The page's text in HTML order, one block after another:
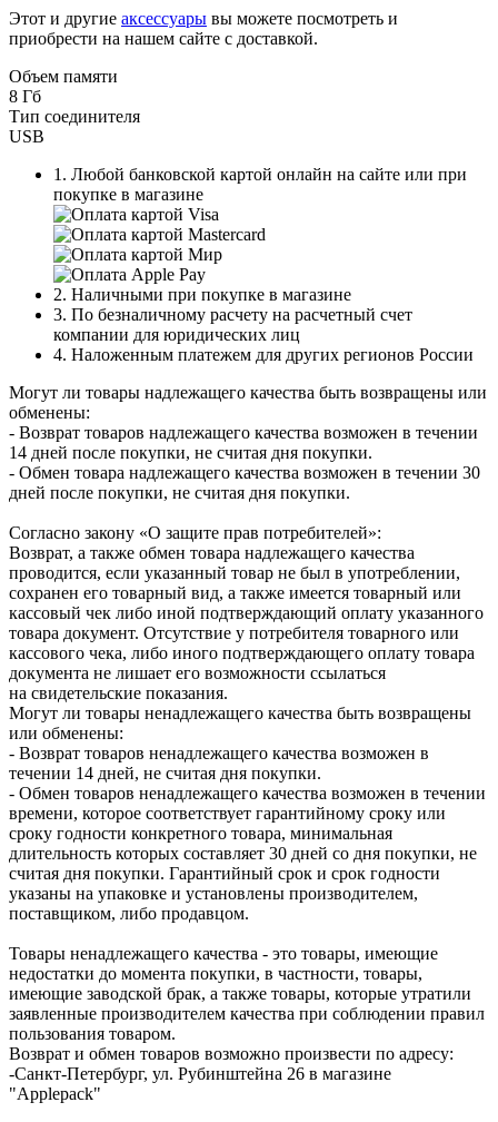
Этот и другие аксессуары вы можете посмотреть и
приобрести на нашем сайте с доставкой.
Объем памяти
8 Гб
Тип соединителя
USB
1. Любой банковской картой онлайн на сайте или при
покупке в магазине
2. Наличными при покупке в магазине
3. По безналичному расчету на расчетный счет
компании для юридических лиц
4. Наложенным платежем для других регионов России
Могут ли товары надлежащего качества быть возвращены или
обменены:
- Возврат товаров надлежащего качества возможен в течении
14 дней после покупки, не считая дня покупки.
- Обмен товара надлежащего качества возможен в течении 30
дней после покупки, не считая дня покупки.
Согласно закону «О защите прав потребителей»:
Возврат, а также обмен товара надлежащего качества
проводится, если указанный товар не был в употреблении,
сохранен его товарный вид, а также имеется товарный или
кассовый чек либо иной подтверждающий оплату указанного
товара документ. Отсутствие у потребителя товарного или
кассового чека, либо иного подтверждающего оплату товара
документа не лишает его возможности ссылаться
на свидетельские показания.
Могут ли товары ненадлежащего качества быть возвращены
или обменены:
- Возврат товаров ненадлежащего качества возможен в
течении 14 дней, не считая дня покупки.
- Обмен товаров ненадлежащего качества возможен в течении
времени, которое соответствует гарантийному сроку или
сроку годности конкретного товара, минимальная
длительность которых составляет 30 дней со дня покупки, не
считая дня покупки. Гарантийный срок и срок годности
указаны на упаковке и установлены производителем,
поставщиком, либо продавцом.
Товары ненадлежащего качества - это товары, имеющие
недостатки до момента покупки, в частности, товары,
имеющие заводской брак, а также товары, которые утратили
заявленные производителем качества при соблюдении правил
пользования товаром.
Возврат и обмен товаров возможно произвести по адресу:
-Санкт-Петербург, ул. Рубинштейна 26 в магазине
"Applepack"